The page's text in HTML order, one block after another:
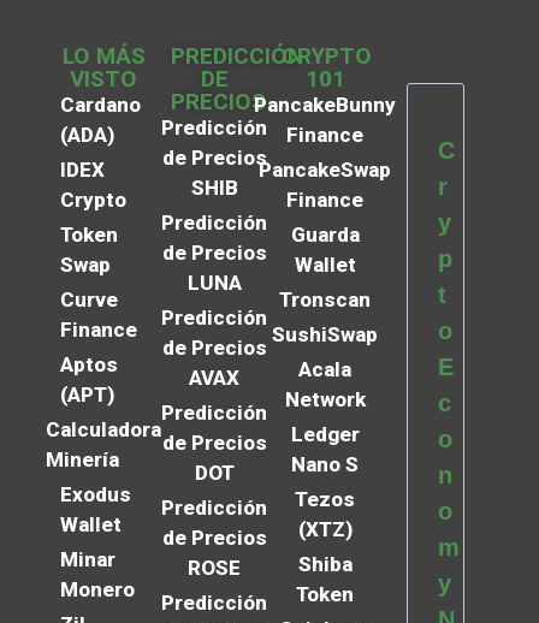
LO MÁS
VISTO
Cardano
(ADA)
IDEX
Crypto
Token
Swap
Curve
Finance
Aptos
(APT)
Calculadora
Minería
Exodus
Wallet
Minar
Monero
PREDICCIÓN
DE
PRECIOS
Predicción
de Precios
SHIB
Predicción
de Precios
LUNA
Predicción
de Precios
AVAX
Predicción
de Precios
DOT
Predicción
de Precios
ROSE
Predicción
CRYPTO
101
PancakeBunny
Finance
PancakeSwap
Finance
Guarda
Wallet
Tronscan
SushiSwap
Acala
Network
Ledger
Nano S
Tezos
(XTZ)
Shiba
Token
C
r
y
p
t
o
E
c
o
n
o
m
y